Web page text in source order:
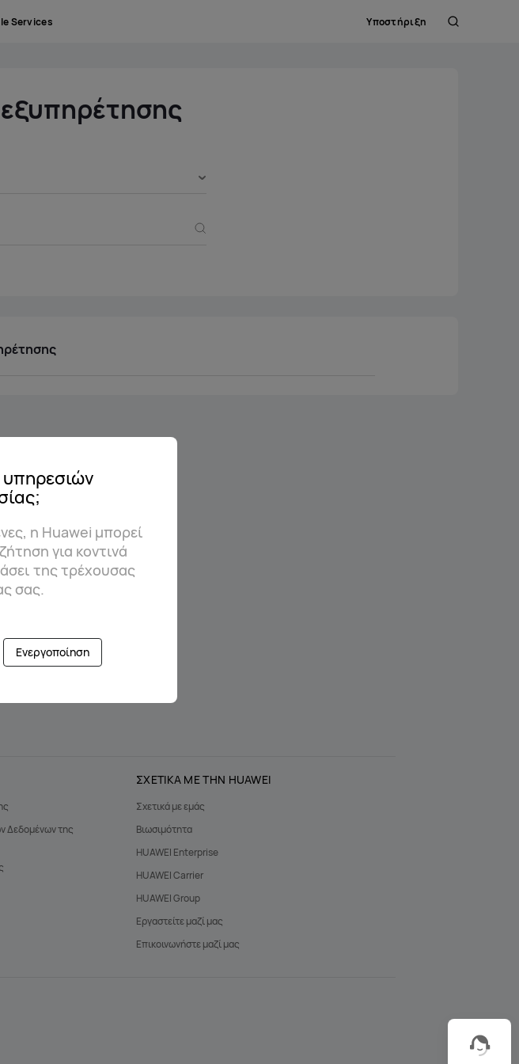
Services Υποστήριξη
η Huawei μπορεί
για κοντινά
της τρέχουσας
σας.
Ενεργοποίηση
Δεδομένων της
ΣΧΕΤΙΚΑ ΜΕ ΤΗΝ HUAWEI
Σχετικά με εμάς
Βιωσιμότητα
HUAWEI Enterprise
HUAWEI Carrier
HUAWEI Group
Εργαστείτε μαζί μας
Επικοινωνήστε μαζί μας